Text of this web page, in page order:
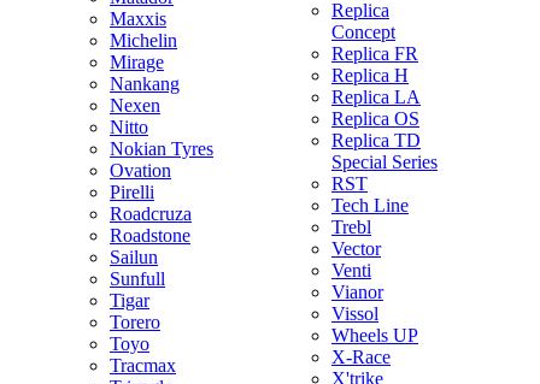
Maxxis
Michelin
Mirage
Nankang
Nexen
Nitto
Nokian Tyres
Ovation
Pirelli
Roadcruza
Roadstone
Sailun
Sunfull
Tigar
Torero
Toyo
Tracmax
Replica
Concept
Replica FR
Replica H
Replica LA
Replica OS
Replica TD
Special Series
RST
Tech Line
Trebl
Vector
Venti
Vianor
Vissol
Wheels UP
X-Race
X'trike